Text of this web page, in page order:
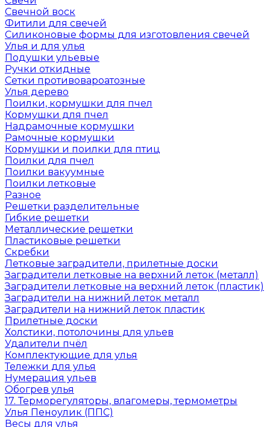
Свечной воск
Фитили для свечей
Силиконовые формы для изготовления свечей
Улья и для улья
Подушки ульевые
Ручки откидные
Сетки противовароатозные
Улья дерево
Поилки, кормушки для пчел
Кормушки для пчел
Надрамочные кормушки
Рамочные кормушки
Кормушки и поилки для птиц
Поилки для пчел
Поилки вакуумные
Поилки летковые
Разное
Решетки разделительные
Гибкие решетки
Металлические решетки
Пластиковые решетки
Скребки
Летковые заградители, прилетные доски
Заградители летковые на верхний леток (металл)
Заградители летковые на верхний леток (пластик)
Заградители на нижний леток металл
Заградители на нижний леток пластик
Прилетные доски
Холстики, потолочины для ульев
Удалители пчёл
Комплектующие для улья
Тележки для улья
Нумерация ульев
Обогрев улья
17. Терморегуляторы, влагомеры, термометры
Улья Пеноулик (ППС)
Весы для улья